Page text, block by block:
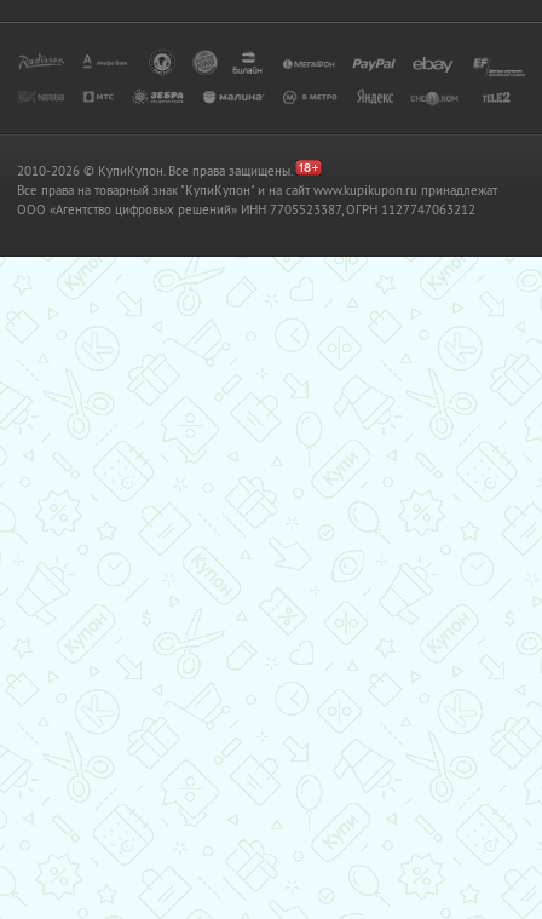
2010-2026 © КупиКупон. Все права защищены.
Все права на товарный знак "КупиКупон" и на сайт www.kupikupon.ru принадлежат
OOO «Агентство цифровых решений» ИНН 7705523387, ОГРН 1127747063212